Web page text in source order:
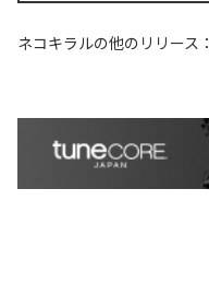
ネコキラルの他のリリース：